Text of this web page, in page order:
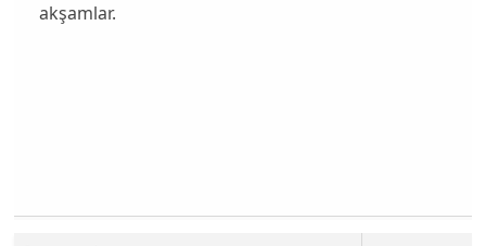
akşamlar.